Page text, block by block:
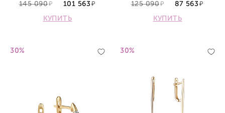
145 090
101 563
КУПИТЬ
125 090
87 563
КУПИТЬ
30% 30%